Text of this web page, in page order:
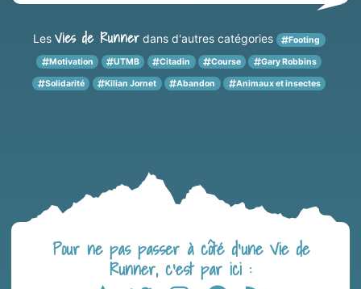
Les Vies de Runnerdans d'autres catégories Footing
Motivation UTMB Citadin Course Gary Robbins
Solidarité Kilian Jornet Abandon Animaux et insectes
Pour ne pas passer à côté d’une Vie de
Runner, c’est par ici :